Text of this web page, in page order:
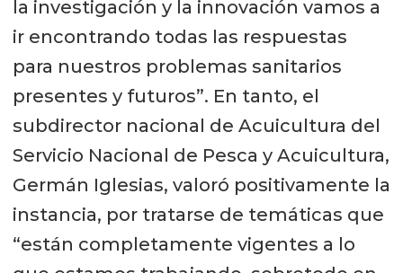
la investigación y la innovación vamos a
ir encontrando todas las respuestas
para nuestros problemas sanitarios
presentes y futuros”. En tanto, el
subdirector nacional de Acuicultura del
Servicio Nacional de Pesca y Acuicultura,
Germán Iglesias, valoró positivamente la
instancia, por tratarse de temáticas que
“están completamente vigentes a lo